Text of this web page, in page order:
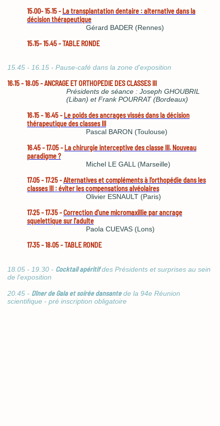
15.00- 15.15 - La transplantation dentaire : alternative dans la
décision thérapeutique
Gérard BADER (Rennes)
15.15- 15.45 -TABLE RONDE
15.45 - 16.15 - Pause-café dans la zone d'exposition
16.15 - 18.05 - ANCRAGE ET ORTHOPEDIE DES CLASSES III
Présidents de séance : Joseph GHOUBRIL
(Liban) et Frank POURRAT (Bordeaux)
16.15 - 16.45 - Le poids des ancrages vissés dans la décision
thérapeutique des classes III
Pascal BARON (Toulouse)
16.45 - 17.05 - La chirurgie interceptive des classe III. Nouveau
paradigme ?
Michel LE GALL (Marseille)
17.05 - 17.25 -Alternatives et compléments à l'orthopédie dans les
classes III : éviter les compensations alvéolaires
Olivier ESNAULT (Paris)
17.25 - 17.35 -Correction d'une micromaxillie par ancrage
squelettique sur l'adulte
Paola CUEVAS (Lons)
17.35 - 18.05 -TABLE RONDE
18.05 - 19.30 - Cocktail apéritifdes Présidents et surprises au sein
de l'exposition
20.45 - Dîner de Gala et soirée dansantede la 94e Réunion
scientifique - pré inscription obligatoire